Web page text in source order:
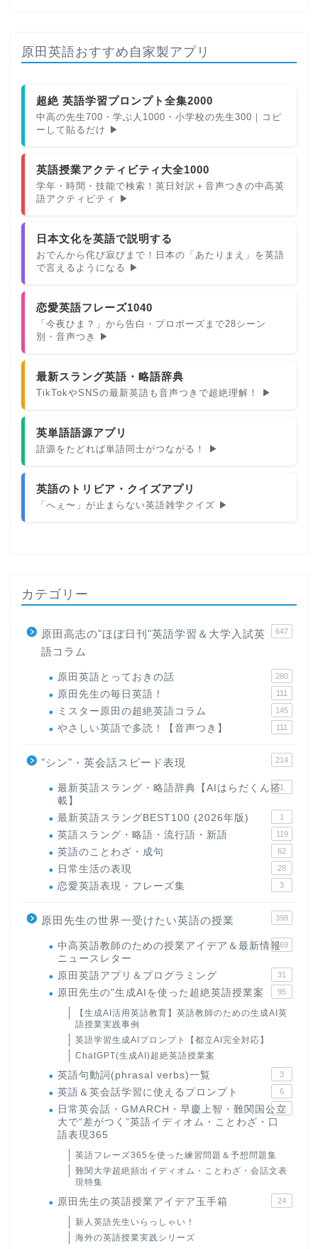
原田英語おすすめ自家製アプリ
超絶 英語学習プロンプト全集2000
中高の先生700・学ぶ人1000・小学校の先生300｜コピ
ーして貼るだけ ▶
英語授業アクティビティ大全1000
学年・時間・技能で検索！英日対訳＋音声つきの中高英
語アクティビティ ▶
日本文化を英語で説明する
おでんから侘び寂びまで！日本の「あたりまえ」を英語
で言えるようになる ▶
恋愛英語フレーズ1040
「今夜ひま？」から告白・プロポーズまで28シーン
別・音声つき ▶
最新スラング英語・略語辞典
TikTokやSNSの最新英語も音声つきで超絶理解！ ▶
英単語語源アプリ
語源をたどれば単語同士がつながる！ ▶
英語のトリビア・クイズアプリ
「へぇ〜」が止まらない英語雑学クイズ ▶
カテゴリー
原田高志の"ほぼ日刊"英語学習＆大学入試英
語コラム
647
原田英語とっておきの話 280
原田先生の毎日英語！ 111
ミスター原田の超絶英語コラム 145
やさしい英語で多読！【音声つき】 111
"シン"・英会話スピード表現 214
最新英語スラング・略語辞典【AIはらだくん搭
載】
1
最新英語スラングBEST100 (2026年版) 1
英語スラング・略語・流行語・新語 119
英語のことわざ・成句 62
日常生活の表現 28
恋愛英語表現・フレーズ集 3
原田先生の世界一受けたい英語の授業 398
中高英語教師のための授業アイデア＆最新情報
ニュースレター
169
原田英語アプリ＆プログラミング 31
原田先生の"生成AIを使った超絶英語授業案 95
【生成AI活用英語教育】英語教師のための生成AI英
語授業実践事例
英語学習生成AIプロンプト【都立AI完全対応】
ChatGPT(生成AI)超絶英語授業案
英語句動詞(phrasal verbs)一覧 3
英語＆英会話学習に使えるプロンプト 6
日常英会話・GMARCH・早慶上智・難関国公立
大で“差がつく”英語イディオム・ことわざ・口
語表現365
22
英語フレーズ365を使った練習問題＆予想問題集
難関大学超絶頻出イディオム・ことわざ・会話文表
現特集
原田先生の英語授業アイデア玉手箱 24
新人英語先生いらっしゃい！
海外の英語授業実践シリーズ